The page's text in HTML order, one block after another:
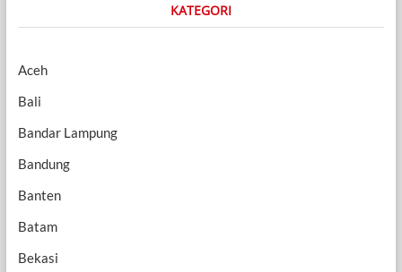
KATEGORI
Aceh
Bali
Bandar Lampung
Bandung
Banten
Batam
Bekasi